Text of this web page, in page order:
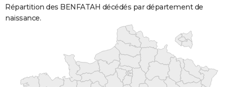
Répartition des BENFATAH décédés par département de
naissance.